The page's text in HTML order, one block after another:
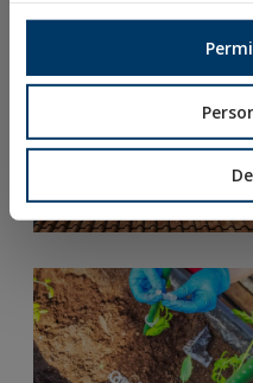
distintos procesos de
ÚLTIMAS